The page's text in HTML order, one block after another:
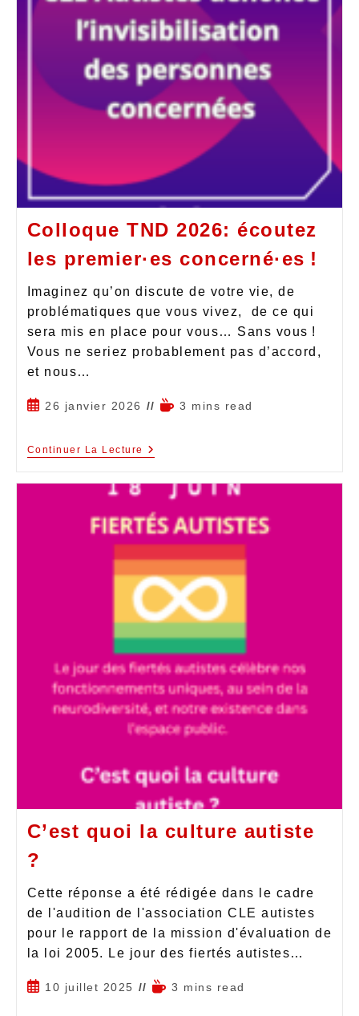
Colloque TND 2026: écoutez
les premier·es concerné·es !
Imaginez qu’on discute de votre vie, de
problématiques que vous vivez, de ce qui
sera mis en place pour vous… Sans vous !
Vous ne seriez probablement pas d’accord,
et nous…
26 janvier 2026 3 mins read
Continuer La Lecture
C’est quoi la culture autiste
?
Cette réponse a été rédigée dans le cadre
de l'audition de l'association CLE autistes
pour le rapport de la mission d'évaluation de
la loi 2005. Le jour des fiertés autistes…
10 juillet 2025 3 mins read